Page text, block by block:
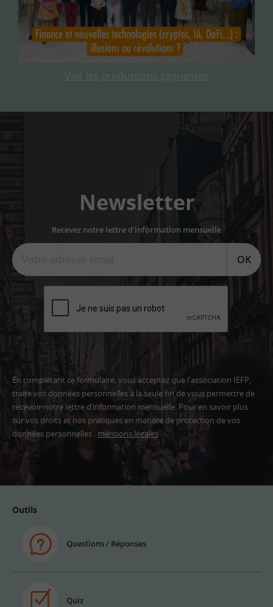
Voir les productions gagnantes
Newsletter
Recevez notre lettre d'information mensuelle
OK
En complétant ce formulaire, vous acceptez que l'association IEFP,
traite vos données personnelles à la seule fin de vous permettre de
recevoir notre lettre d’information mensuelle. Pour en savoir plus
sur vos droits et nos pratiques en matière de protection de vos
données personnelles : mentions légales
Outils
Questions / Réponses
Quiz